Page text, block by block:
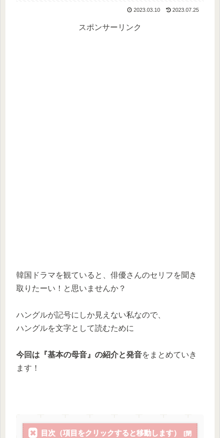
2023.03.10 2023.07.25
スポンサーリンク
韓国ドラマを観ていると、俳優さんのセリフを聞き
取りたーい！と思いませんか？
ハングルが記号にしか見えない私なので、
ハングルを文字として読むために
今回は『基本の母音』 の紹介と発音をまとめていき
ます！
目次（項目をクリックすると移動します）